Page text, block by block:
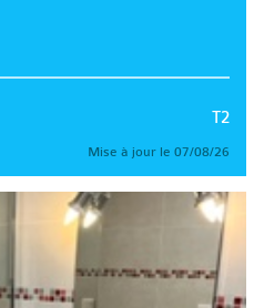
T2
Mise à jour le 07/08/26